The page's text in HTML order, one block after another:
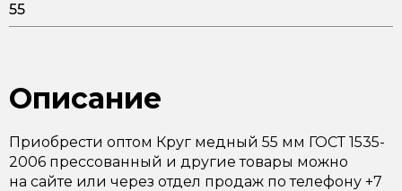
55
Описание
Приобрести оптом Круг медный 55 мм ГОСТ 1535-
2006 прессованный и другие товары можно
на сайте или через отдел продаж по телефону +7